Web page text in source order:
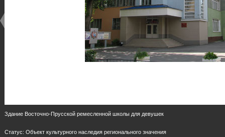
Здание Восточно-Прусской ремесленной школы для девушек
Статус: Объект культурного наследия регионального значения